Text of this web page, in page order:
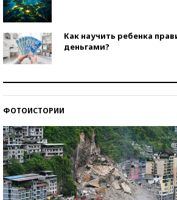
Как научить ребенка
деньгами?
ФОТОИСТОРИИ